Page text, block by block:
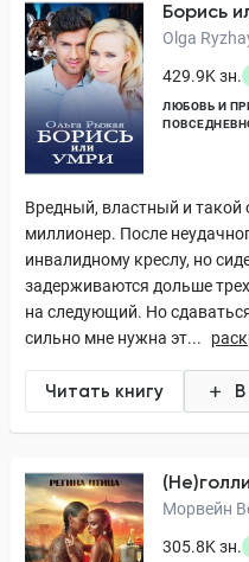
Борись
Olga
429.9K зн.
ЛЮБОВЬ И
Вредный, властный и
миллионер. После
инвалидному креслу, но
задерживаются дольше
на следующий. Но
сильно мне нужна эт...
Читать книгу
Морвейн
305.8K зн.